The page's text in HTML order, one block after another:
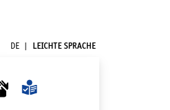
DE LEICHTE SPRACHE